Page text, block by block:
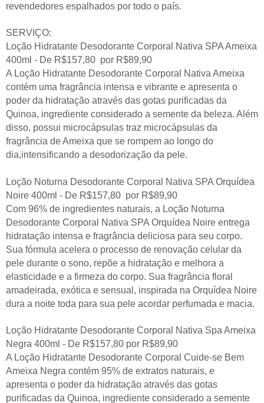
revendedores espalhados por todo o país.
SERVIÇO:
Loção Hidratante Desodorante Corporal Nativa SPA Ameixa
400ml - De R$157,80 por R$89,90
A Loção Hidratante Desodorante Corporal Nativa Ameixa
contém uma fragrância intensa e vibrante e apresenta o
poder da hidratação através das gotas purificadas da
Quinoa, ingrediente considerado a semente da beleza. Além
disso, possui microcápsulas traz microcápsulas da
fragrância de Ameixa que se rompem ao longo do
dia,intensificando a desodorização da pele.
Loção Noturna Desodorante Corporal Nativa SPA Orquídea
Noire 400ml - De R$157,80 por R$89,90
Com 96% de ingredientes naturais, a Loção Noturna
Desodorante Corporal Nativa SPA Orquídea Noire entrega
hidratação intensa e fragrância deliciosa para seu corpo.
Sua fórmula acelera o processo de renovação celular da
pele durante o sono, repõe a hidratação e melhora a
elasticidade e a firmeza do corpo. Sua fragrância floral
amadeirada, exótica e sensual, inspirada na Orquídea Noire
dura a noite toda para sua pele acordar perfumada e macia.
Loção Hidratante Desodorante Corporal Nativa Spa Ameixa
Negra 400ml - De R$157,80 por R$89,90
A Loção Hidratante Desodorante Corporal Cuide-se Bem
Ameixa Negra contém 95% de extratos naturais, e
apresenta o poder da hidratação através das gotas
purificadas da Quinoa, ingrediente considerado a semente